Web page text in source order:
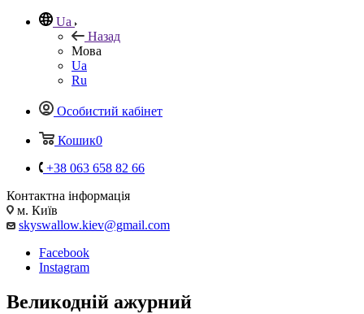
Ua
Назад
Мова
Ua
Ru
Особистий кабінет
Кошик0
+38 063 658 82 66
Контактна інформація
м. Київ
skyswallow.kiev@gmail.com
Facebook
Instagram
Великодній ажурний